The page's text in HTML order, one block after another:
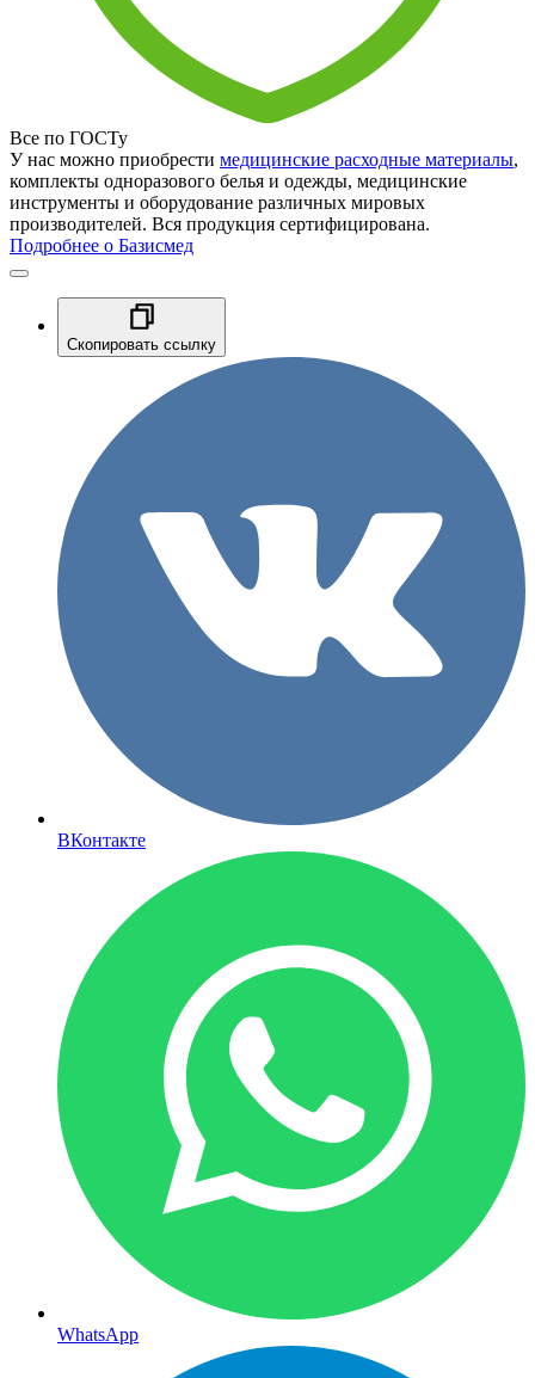
Все по ГОСТу
У нас можно приобрести медицинские расходные материалы,
комплекты одноразового белья и одежды, медицинские
инструменты и оборудование различных мировых
производителей. Вся продукция сертифицирована.
Подробнее о Базисмед
Скопировать ссылку
ВКонтакте
WhatsApp